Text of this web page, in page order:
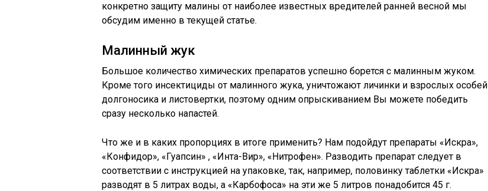
конкретно защиту малины от наиболее известных вредителей ранней весной мы
обсудим именно в текущей статье.
Малинный жук
Большое количество химических препаратов успешно борется с малинным жуком.
Кроме того инсектициды от малинного жука, уничтожают личинки и взрослых особей
долгоносика и листовертки, поэтому одним опрыскиванием Вы можете победить
сразу несколько напастей.
Что же и в каких пропорциях в итоге применить? Нам подойдут препараты «Искра»,
«Конфидор», «Гуапсин» , «Инта-Вир», «Нитрофен». Разводить препарат следует в
соответствии с инструкцией на упаковке, так, например, половинку таблетки «Искра»
разводят в 5 литрах воды, а «Карбофоса» на эти же 5 литров понадобится 45 г.